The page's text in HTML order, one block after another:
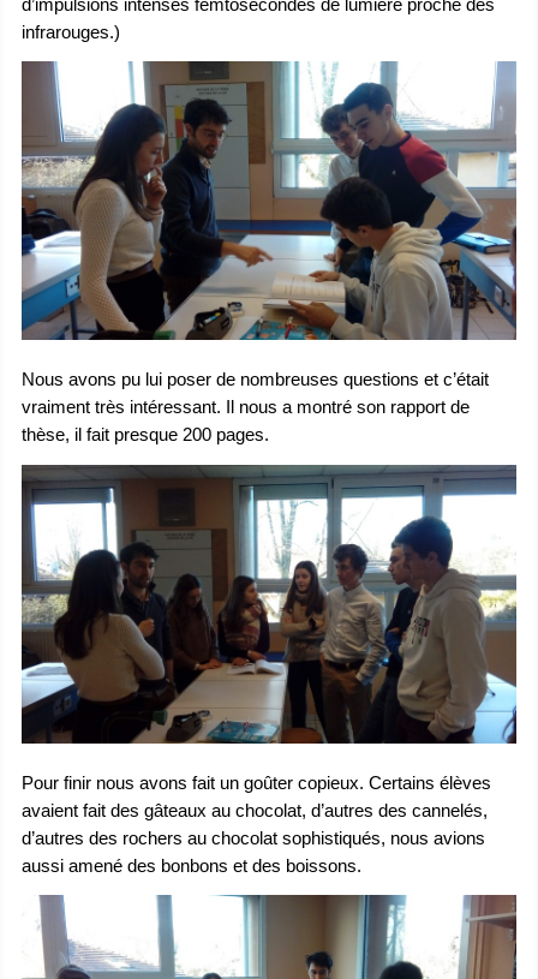
d’impulsions intenses femtosecondes de lumière proche des
infrarouges.)
Nous avons pu lui poser de nombreuses questions et c’était
vraiment très intéressant. Il nous a montré son rapport de
thèse, il fait presque 200 pages.
Pour finir nous avons fait un goûter copieux. Certains élèves
avaient fait des gâteaux au chocolat, d’autres des cannelés,
d’autres des rochers au chocolat sophistiqués, nous avions
aussi amené des bonbons et des boissons.